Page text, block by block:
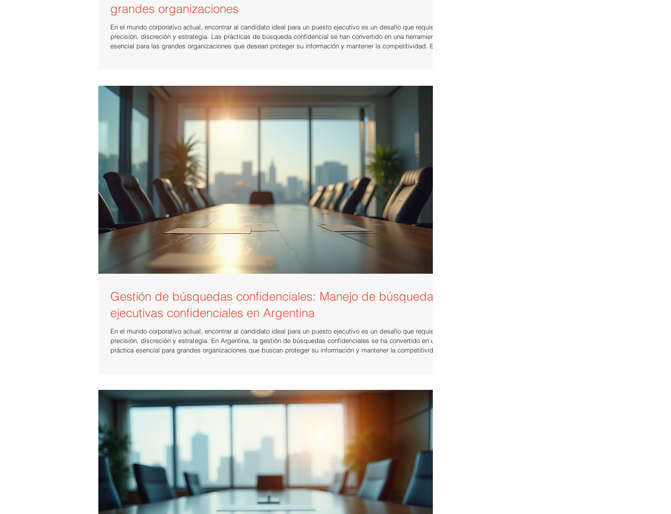
grandes organizaciones
En el mundo corporativo actual, encontrar al candidato ideal para un puesto ejecutivo es un desafío que requiere
precisión, discreción y estrategia. Las prácticas de búsqueda confidencial se han convertido en una herramienta
esencial para las grandes organizaciones que desean proteger su información y mantener la competitividad. En
Gestión de búsquedas confidenciales: Manejo de búsquedas
ejecutivas confidenciales en Argentina
En el mundo corporativo actual, encontrar al candidato ideal para un puesto ejecutivo es un desafío que requiere
precisión, discreción y estrategia. En Argentina, la gestión de búsquedas confidenciales se ha convertido en una
práctica esencial para grandes organizaciones que buscan proteger su información y mantener la competitividad.